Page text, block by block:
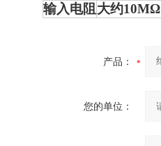
输入电阻 大约10MΩ
产品：
您的单位：